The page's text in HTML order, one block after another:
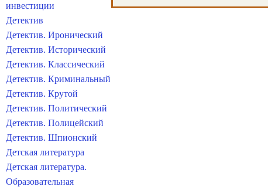
инвестиции
Детектив
Детектив. Иронический
Детектив. Исторический
Детектив. Классический
Детектив. Криминальный
Детектив. Крутой
Детектив. Политический
Детектив. Полицейский
Детектив. Шпионский
Детская литература
Детская литература.
Образовательная